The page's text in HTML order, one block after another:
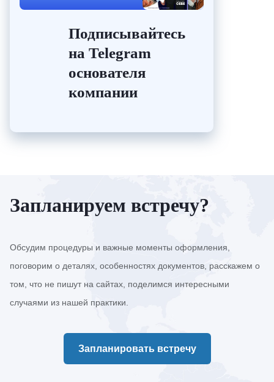
Подписывайтесь
на Telegram
основателя
компании
Запланируем встречу?
Обсудим процедуры и важные моменты оформления,
поговорим о деталях, особенностях документов, расскажем о
том, что не пишут на сайтах, поделимся интересными
случаями из нашей практики.
Запланировать встречу